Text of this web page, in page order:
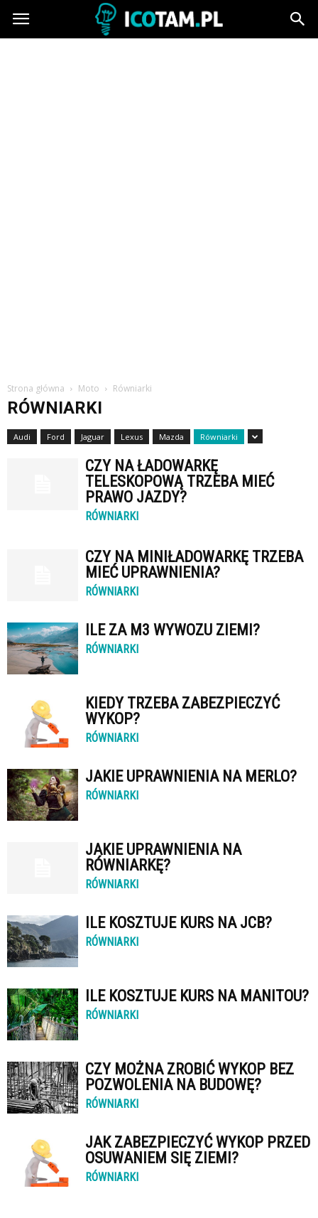
icotam.pl
Strona główna Moto Równiarki
RÓWNIARKI
Audi Ford Jaguar Lexus Mazda Równiarki
CZY NA ŁADOWARKĘ
TELESKOPOWĄ TRZEBA MIEĆ
PRAWO JAZDY?
RÓWNIARKI
CZY NA MINIŁADOWARKĘ TRZEBA
MIEĆ UPRAWNIENIA?
RÓWNIARKI
ILE ZA M3 WYWOZU ZIEMI?
RÓWNIARKI
KIEDY TRZEBA ZABEZPIECZYĆ
WYKOP?
RÓWNIARKI
JAKIE UPRAWNIENIA NA MERLO?
RÓWNIARKI
JAKIE UPRAWNIENIA NA
RÓWNIARKĘ?
RÓWNIARKI
ILE KOSZTUJE KURS NA JCB?
RÓWNIARKI
ILE KOSZTUJE KURS NA MANITOU?
RÓWNIARKI
CZY MOŻNA ZROBIĆ WYKOP BEZ
POZWOLENIA NA BUDOWĘ?
RÓWNIARKI
JAK ZABEZPIECZYĆ WYKOP PRZED
OSUWANIEM SIĘ ZIEMI?
RÓWNIARKI